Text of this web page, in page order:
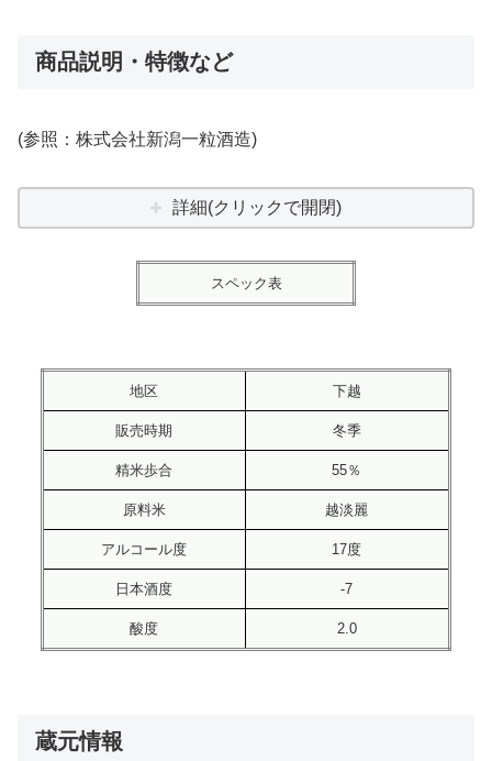
商品説明・特徴など
(参照：株式会社新潟一粒酒造)
詳細(クリックで開閉)
スペック表
地区 下越
販売時期 冬季
精米歩合 55％
原料米 越淡麗
アルコール度 17度
日本酒度 -7
酸度 2.0
蔵元情報